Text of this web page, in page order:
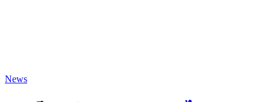
News